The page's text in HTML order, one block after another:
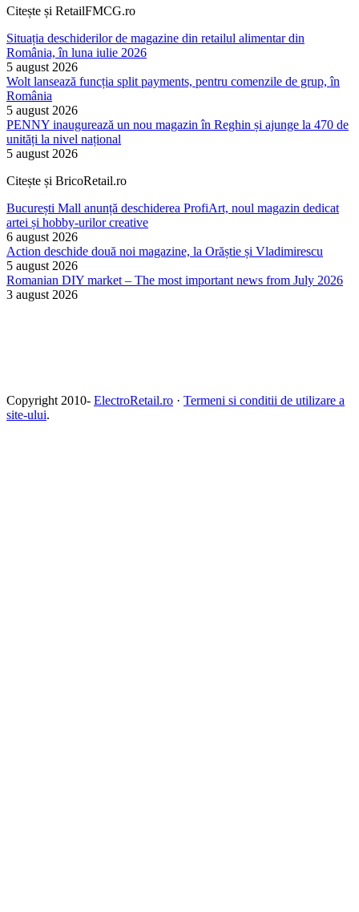
Citește și RetailFMCG.ro
Situația deschiderilor de magazine din retailul alimentar din
România, în luna iulie 2026
5 august 2026
Wolt lansează funcția split payments, pentru comenzile de grup, în
România
5 august 2026
PENNY inaugurează un nou magazin în Reghin și ajunge la 470 de
unități la nivel național
5 august 2026
Citește și BricoRetail.ro
București Mall anunță deschiderea ProfiArt, noul magazin dedicat
artei și hobby-urilor creative
6 august 2026
Action deschide două noi magazine, la Orăștie și Vladimirescu
5 august 2026
Romanian DIY market – The most important news from July 2026
3 august 2026
Copyright 2010- ElectroRetail.ro · Termeni si conditii de utilizare a
site-ului.